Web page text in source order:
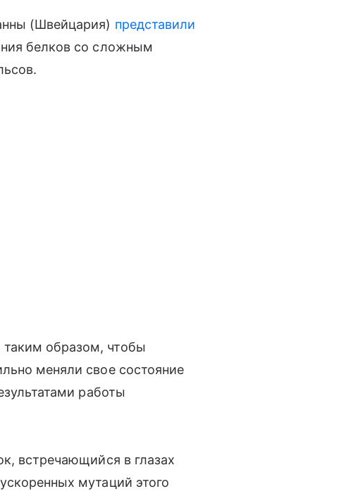
(Швейцария) представили
белков со сложным
образом, чтобы
меняли свое состояние
работы
встречающийся в глазах
мутаций этого